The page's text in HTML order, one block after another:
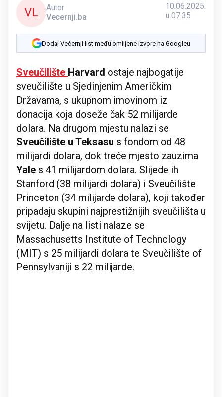
VL
Autor
Vecernji.ba
10.06.2025.
u 07:35
Dodaj Večernji list među omiljene izvore na Googleu
Sveučilište Harvard ostaje najbogatije
sveučilište u Sjedinjenim Američkim
Državama, s ukupnom imovinom iz
donacija koja doseže čak 52 milijarde
dolara. Na drugom mjestu nalazi se
Sveučilište u Teksasu s fondom od 48
milijardi dolara, dok treće mjesto zauzima
Yale s 41 milijardom dolara. Slijede ih
Stanford (38 milijardi dolara) i Sveučilište
Princeton (34 milijarde dolara), koji također
pripadaju skupini najprestižnijih sveučilišta u
svijetu. Dalje na listi nalaze se
Massachusetts Institute of Technology
(MIT) s 25 milijardi dolara te Sveučilište of
Pennsylvaniji s 22 milijarde.